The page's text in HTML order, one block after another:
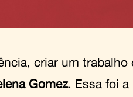
criar um
Gomez. Essa foi